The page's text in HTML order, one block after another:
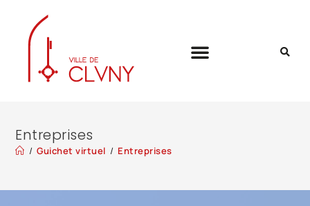
Entreprises
/ Guichet virtuel / Entreprises